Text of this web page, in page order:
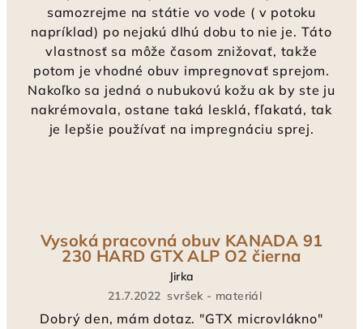
samozrejme na státie vo vode ( v potoku
napríklad) po nejakú dlhú dobu to nie je. Táto
vlastnosť sa môže časom znižovať, takže
potom je vhodné obuv impregnovať sprejom.
Nakoľko sa jedná o nubukovú kožu ak by ste ju
nakrémovala, ostane taká lesklá, fľakatá, tak
je lepšie používať na impregnáciu sprej.
Vysoká pracovná obuv KANADA 91
230 HARD GTX ALP O2 čierna
Jirka
21.7.2022 svršek - materiál
Dobrý den, mám dotaz. "GTX microvlákno"